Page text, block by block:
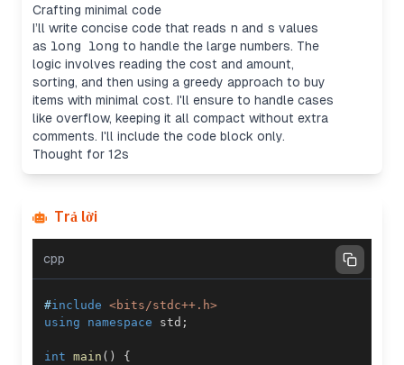
Crafting minimal code
I’ll write concise code that reads n and s values
as long long to handle the large numbers. The
logic involves reading the cost and amount,
sorting, and then using a greedy approach to buy
items with minimal cost. I'll ensure to handle cases
like overflow, keeping it all compact without extra
comments. I'll include the code block only.
Thought for 12s
Trả lời
cpp
#include <bits/stdc++.h>
using
namespace std ;
int main ( )
{